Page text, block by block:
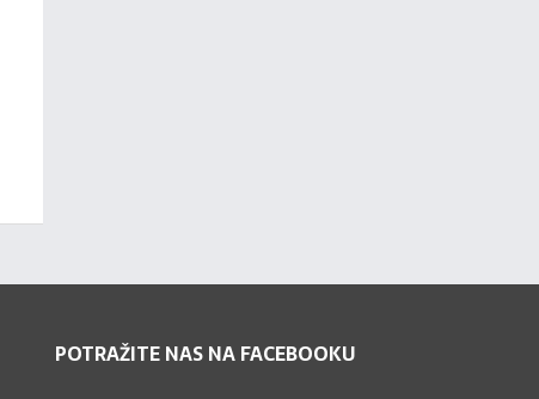
POTRAŽITE NAS NA FACEBOOKU